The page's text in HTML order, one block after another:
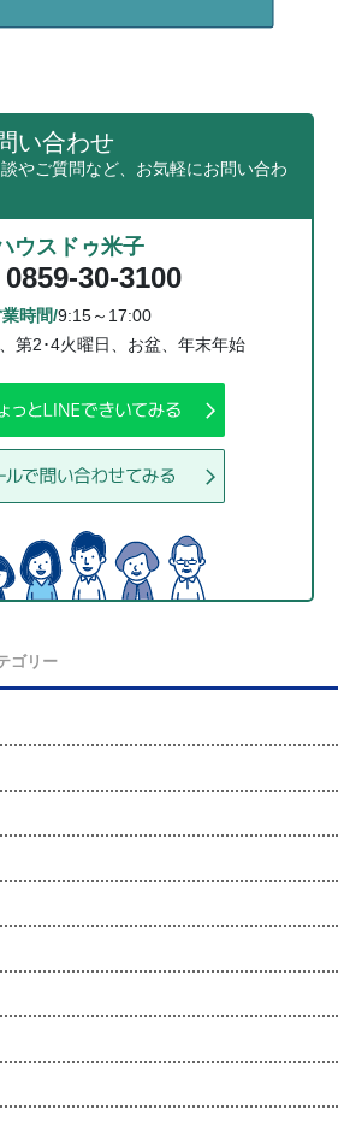
い合わせ
やご質問など、お気軽にお問い合わ
ウスドゥ米子
0859-30-3100
時間/9:15～17:00
第2･4火曜日、お盆、年末年始
ゴリー